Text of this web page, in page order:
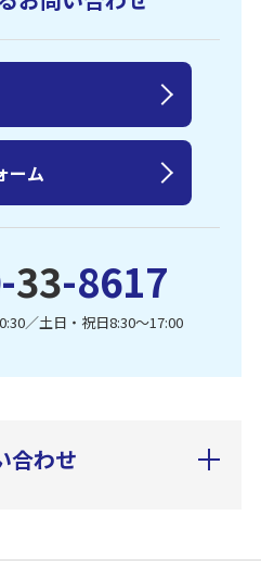
33-8617
／土日・祝日8:30〜17:00
ーム
合わせ